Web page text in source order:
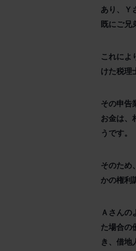
あり、Ｙ
既にご兄
これによ
けた税理
その申告
お金は、
うです。
そのため
かの権利
Ａさんの
た場合の
き、借地